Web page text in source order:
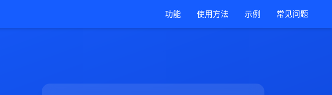
功能 使用方法 示例 常见问题